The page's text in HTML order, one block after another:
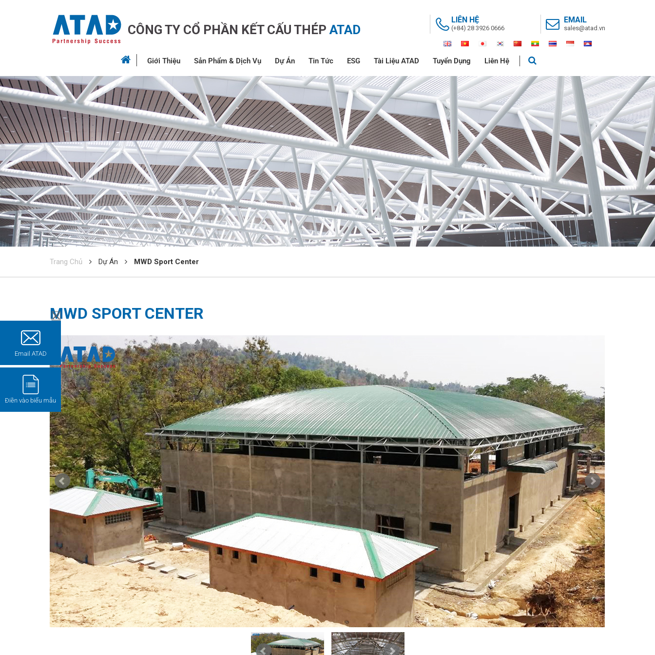
CÔNG TY CỔ PHẦN KẾT CẤU THÉP ATAD
LIÊN HỆ
(+84) 28 3926 0666
EMAIL
sales@atad.vn
Giới Thiệu Sản Phẩm & Dịch Vụ Dự Án Tin Tức ESG Tài Liệu ATAD Tuyển Dụng Liên Hệ
Trang Chủ Dự Án MWD Sport Center
MWD SPORT CENTER
Email ATAD
Điền vào biểu mẫu